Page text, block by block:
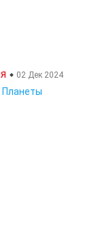
02 Дек 2024